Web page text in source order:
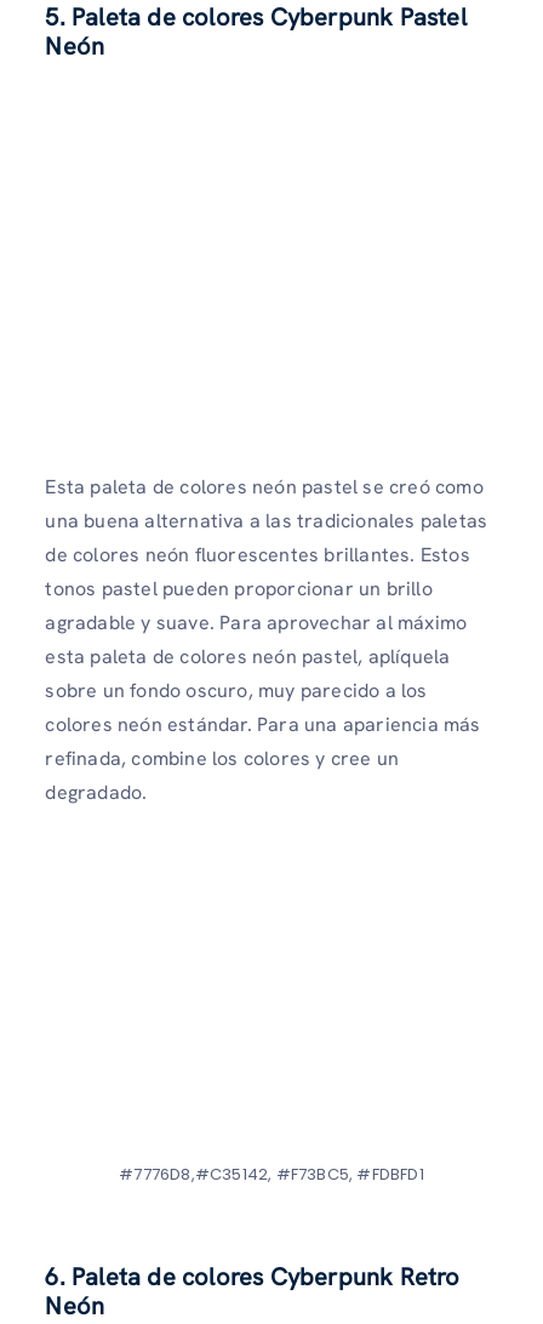
5. Paleta de colores Cyberpunk Pastel
Neón
Esta paleta de colores neón pastel se creó como
una buena alternativa a las tradicionales paletas
de colores neón fluorescentes brillantes. Estos
tonos pastel pueden proporcionar un brillo
agradable y suave. Para aprovechar al máximo
esta paleta de colores neón pastel, aplíquela
sobre un fondo oscuro, muy parecido a los
colores neón estándar. Para una apariencia más
refinada, combine los colores y cree un
degradado.
#7776D8,#C35142, #F73BC5, #FDBFD1
6. Paleta de colores Cyberpunk Retro
Neón